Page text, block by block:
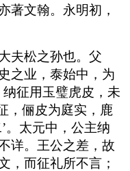
著文翰。永明初，
夫松之孙也。父
之业，泰始中，为
征用玉璧虎皮，未
，俪皮为庭实，鹿
。太元中，公主纳
详。王公之差，故
，而征礼所不言；